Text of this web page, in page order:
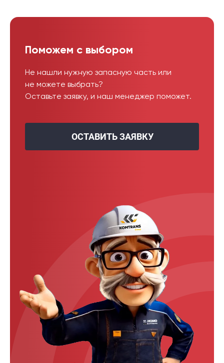
Поможем с выбором
Не нашли нужную запасную часть или
не можете выбрать?
Оставьте заявку, и наш менеджер поможет.
ОСТАВИТЬ ЗАЯВКУ